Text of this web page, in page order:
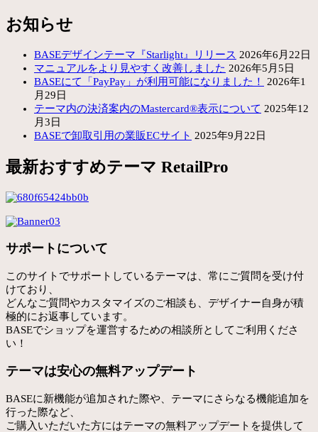
お知らせ
BASEデザインテーマ『Starlight』リリース 2026年6月22日
マニュアルをより見やすく改善しました 2026年5月5日
BASEにて「PayPay」が利用可能になりました！
2026年1
月29日
テーマ内の決済案内のMastercard®表示について 2025年12
月3日
BASEで卸取引用の業販ECサイト 2025年9月22日
最新おすすめテーマ RetailPro
サポートについて
このサイトでサポートしているテーマは、常にご質問を受け付
けており、
どんなご質問やカスタマイズのご相談も、デザイナー自身が積
極的にお返事しています。
BASEでショップを運営するための相談所としてご利用くださ
い！
テーマは安心の無料アップデート
BASEに新機能が追加された際や、テーマにさらなる機能追加を
行った際など、
ご購入いただいた方にはテーマの無料アップデートを提供して